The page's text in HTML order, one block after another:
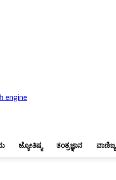
ಜ್ಯೋತಿಷ್ಯ ತಂತ್ರಜ್ಞಾನ ವಾಣಿಜ್ಯ